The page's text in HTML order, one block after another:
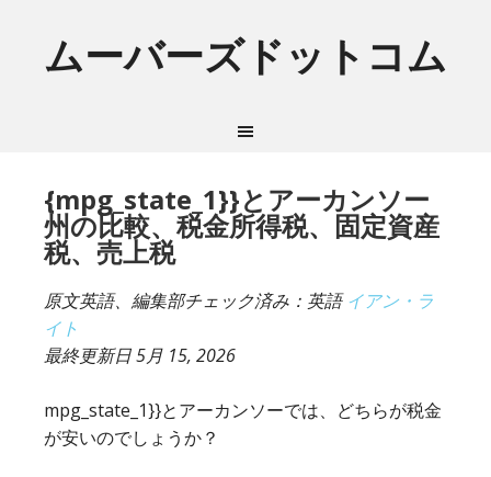
ムーバーズドットコム
{mpg_state_1}}とアーカンソー
州の比較、税金所得税、固定資産
税、売上税
原文英語、編集部チェック済み：英語イアン・ラ
イト
最終更新日5月 15, 2026
mpg_state_1}}とアーカンソーでは、どちらが税金
が安いのでしょうか？